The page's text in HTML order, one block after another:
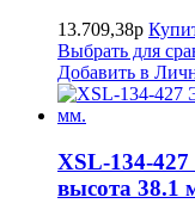
13.709,38р
Выбрать для
Добавить в
XSL-134-
высота 38.1